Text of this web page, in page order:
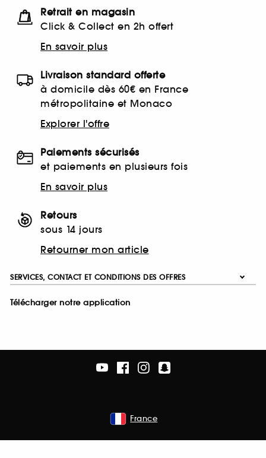
Retrait en magasin
Click & Collect en 2h offert
En savoir plus
Livraison standard offerte
à domicile dès 60€ en France
métropolitaine et Monaco
Explorer l'offre
Paiements sécurisés
et paiements en plusieurs fois
En savoir plus
Retours
sous 14 jours
Retourner mon article
SERVICES, CONTACT ET CONDITIONS DES OFFRES
Télécharger notre application
France